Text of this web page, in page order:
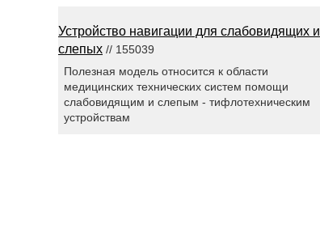
Устройство навигации для слабовидящих и
слепых // 155039
Полезная модель относится к области
медицинских технических систем помощи
слабовидящим и слепым - тифлотехническим
устройствам